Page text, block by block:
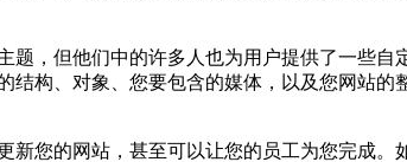
但他们中的许多人也为用户提供了一些自
构、对象、您要包含的媒体，以及您网站
的网站，甚至可以让您的员工为您完成。